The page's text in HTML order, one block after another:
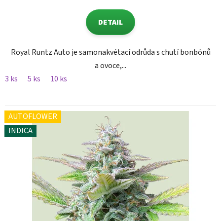
DETAIL
Royal Runtz Auto je samonakvétací odrůda s chutí bonbónů
a ovoce,...
3 ks
5 ks 10 ks
AUTOFLOWER
INDICA